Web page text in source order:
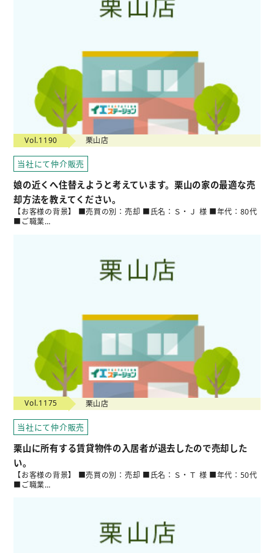
Vol.1190 栗山店
当社にて仲介販売
娘の近くへ住替えようと考えています。栗山の家の最適な売
却方法を教えてください。
【お客様の背景】 ■売買の別：売却 ■氏名：Ｓ・Ｊ 様 ■年代：80代
■ご職業…
Vol.1175 栗山店
当社にて仲介販売
栗山に所有する賃貸物件の入居者が退去したので売却した
い。
【お客様の背景】 ■売買の別：売却 ■氏名：Ｓ・Ｔ 様 ■年代：50代
■ご職業…